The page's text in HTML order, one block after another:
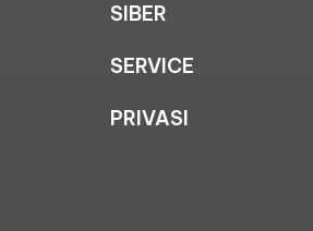
SIBER
SERVICE
PRIVASI